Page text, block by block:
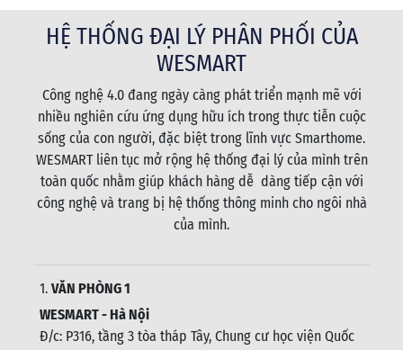
HỆ THỐNG ĐẠI LÝ PHÂN PHỐI CỦA
WESMART
Công nghệ 4.0 đang ngày càng phát triển mạnh mẽ với
nhiều nghiên cứu ứng dụng hữu ích trong thực tiễn cuộc
sống của con người, đặc biệt trong lĩnh vực Smarthome.
WESMART liên tục mở rộng hệ thống đại lý của mình trên
toàn quốc nhằm giúp khách hàng dễ dàng tiếp cận với
công nghệ và trang bị hệ thống thông minh cho ngôi nhà
của mình.
1. VĂN PHÒNG 1
WESMART - Hà Nội
Đ/c: P316, tầng 3 tòa tháp Tây, Chung cư học viện Quốc